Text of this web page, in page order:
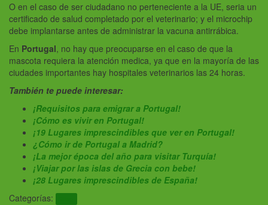
O en el caso de ser ciudadano no perteneciente a la UE, seria un
certificado de salud completado por el veterinario; y el microchip
debe implantarse antes de administrar la vacuna antirrábica.
En Portugal, no hay que preocuparse en el caso de que la
mascota requiera la atención medica, ya que en la mayoría de las
ciudades importantes hay hospitales veterinarios las 24 horas.
También te puede interesar:
¡Requisitos para emigrar a Portugal!
¡Cómo es vivir en Portugal!
¡19 Lugares imprescindibles que ver en Portugal!
¿Cómo ir de Portugal a Madrid?
¡La mejor época del año para visitar Turquía!
¡Viajar por las islas de Grecia con bebe!
¡28 Lugares imprescindibles de España!
Categorías: